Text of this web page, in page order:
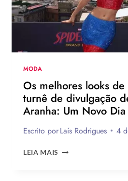
LADO
DE
JOGADOR
DA
NBA
MODA
Os melhores looks de
turnê de divulgação
Aranha: Um Novo Dia
Escrito porLaís Rodrigues 4
LEIA MAIS OS